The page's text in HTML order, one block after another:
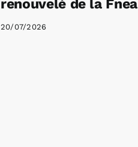
renouvelé de la Fnea
20/07/2026